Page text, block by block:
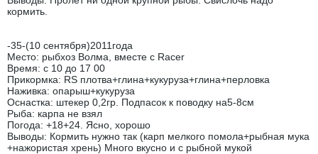
кормить.
-35-(10 сентября)2011года
Место: рыбхоз Волма, вместе с Racer
Время: с 10 до 17 00
Прикормка: RS плотва+глина+кукуруза+глина+перловка
Наживка: опарыш+кукуруза
Оснастка: штекер 0,2гр. Подпасок к поводку на5-8см
Рыба: карпа не взял
Погода: +18+24. Ясно, хорошо
Выводы: Кормить нужно так (карп мелкого помола+рыбная мука
+нажористая хрень) Много вкусно и с рыбной мукой